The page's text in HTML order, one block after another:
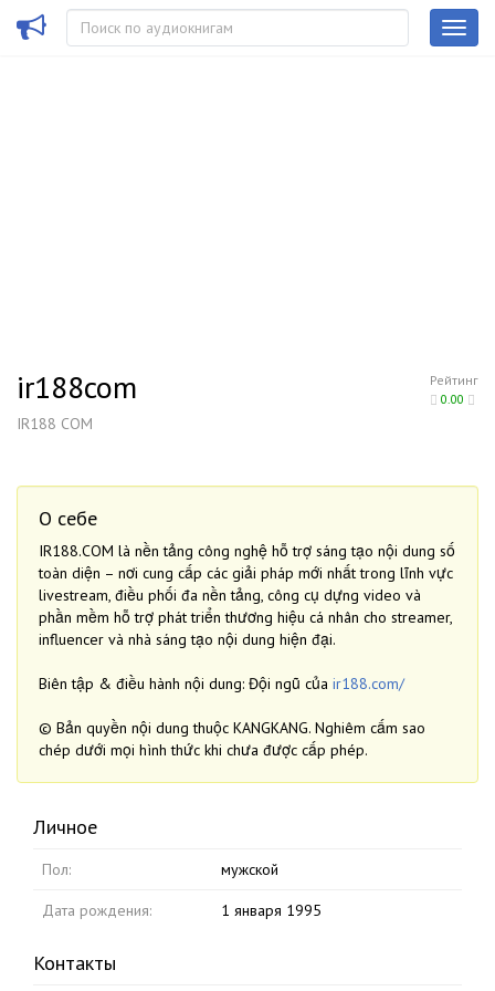
Рейтинг
0.00
ir188com
IR188 COM
О себе
IR188.COM là nền tảng công nghệ hỗ trợ sáng tạo nội dung số
toàn diện – nơi cung cấp các giải pháp mới nhất trong lĩnh vực
livestream, điều phối đa nền tảng, công cụ dựng video và
phần mềm hỗ trợ phát triển thương hiệu cá nhân cho streamer,
influencer và nhà sáng tạo nội dung hiện đại.
Biên tập & điều hành nội dung: Đội ngũ của ir188.com/
© Bản quyền nội dung thuộc KANGKANG. Nghiêm cấm sao
chép dưới mọi hình thức khi chưa được cấp phép.
Личное
Пол: мужской
Дата рождения: 1 января 1995
Контакты